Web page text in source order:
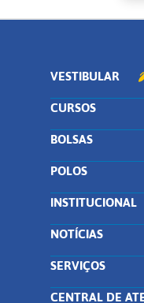
VESTIBULAR
CURSOS
BOLSAS
POLOS
INSTITUCIONAL
NOTÍCIAS
SERVIÇOS
CENTRAL DE